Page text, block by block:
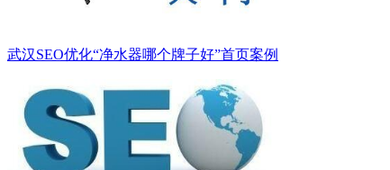
武汉SEO优化“净水器哪个牌子好”首页案例